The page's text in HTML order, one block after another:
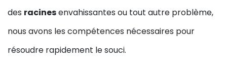
des racinesenvahissantes ou tout autre problème,
nous avons les compétences nécessaires pour
résoudre rapidement le souci.